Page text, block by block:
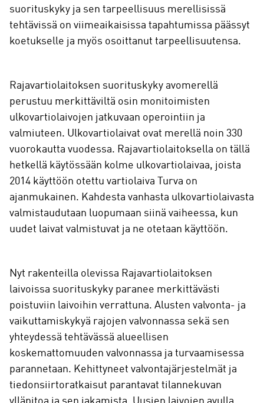
suorituskyky ja sen tarpeellisuus merellisissä
tehtävissä on viimeaikaisissa tapahtumissa päässyt
koetukselle ja myös osoittanut tarpeellisuutensa.
Rajavartiolaitoksen suorituskyky avomerellä
perustuu merkittäviltä osin monitoimisten
ulkovartiolaivojen jatkuvaan operointiin ja
valmiuteen. Ulkovartiolaivat ovat merellä noin 330
vuorokautta vuodessa. Rajavartiolaitoksella on tällä
hetkellä käytössään kolme ulkovartiolaivaa, joista
2014 käyttöön otettu vartiolaiva Turva on
ajanmukainen. Kahdesta vanhasta ulkovartiolaivasta
valmistaudutaan luopumaan siinä vaiheessa, kun
uudet laivat valmistuvat ja ne otetaan käyttöön.
Nyt rakenteilla olevissa Rajavartiolaitoksen
laivoissa suorituskyky paranee merkittävästi
poistuviin laivoihin verrattuna. Alusten valvonta- ja
vaikuttamiskykyä rajojen valvonnassa sekä sen
yhteydessä tehtävässä alueellisen
koskemattomuuden valvonnassa ja turvaamisessa
parannetaan. Kehittyneet valvontajärjestelmät ja
tiedonsiirtoratkaisut parantavat tilannekuvan